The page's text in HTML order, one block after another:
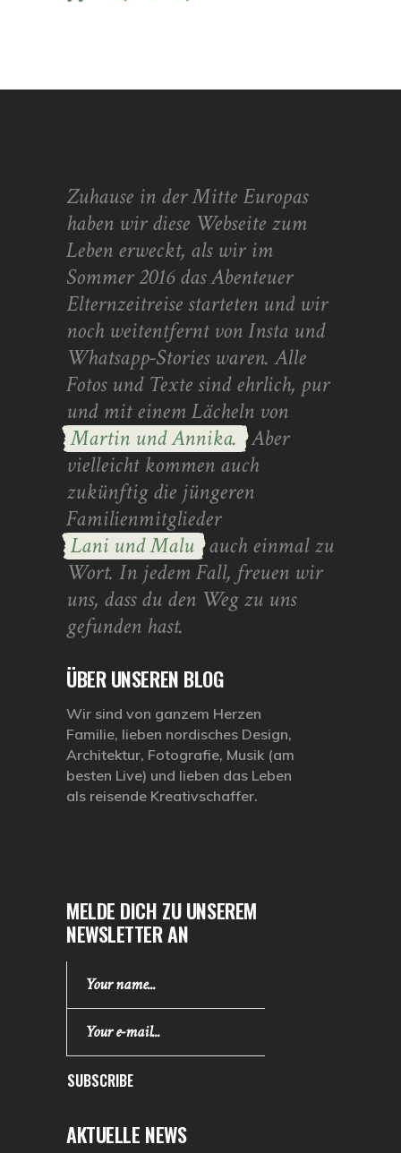
Zuhause in der Mitte Europas
haben wir diese Webseite zum
Leben erweckt, als wir im
Sommer 2016 das Abenteuer
Elternzeitreise starteten und wir
noch weitentfernt von Insta und
Whatsapp-Stories waren. Alle
Fotos und Texte sind ehrlich, pur
und mit einem Lächeln von
Martin und Annika. Aber
vielleicht kommen auch
zukünftig die jüngeren
Familienmitglieder
Lani und Malu auch einmal zu
Wort. In jedem Fall, freuen wir
uns, dass du den Weg zu uns
gefunden hast.
ÜBER UNSEREN BLOG
Wir sind von ganzem Herzen
Familie, lieben nordisches Design,
Architektur, Fotografie, Musik (am
besten Live) und lieben das Leben
als reisende Kreativschaffer.
MELDE DICH ZU UNSEREM
NEWSLETTER AN
SUBSCRIBE
AKTUELLE NEWS